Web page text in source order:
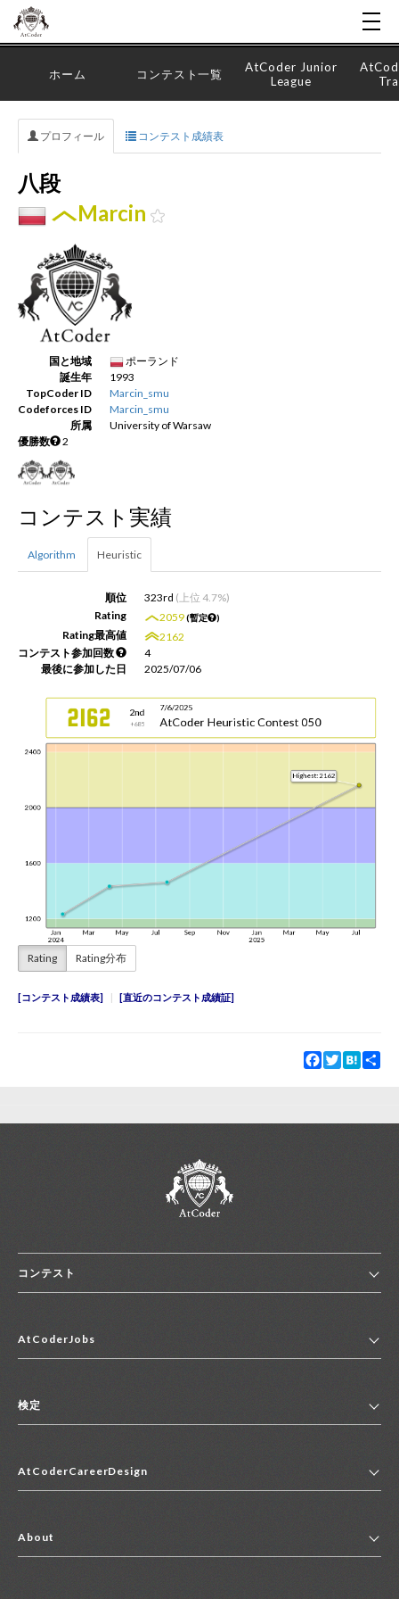
ホーム コンテスト一覧
AtCoder Junior
League
プロフィール コンテスト成績表
八段
Marcin
国と地域
ポーランド
誕生年
1993
TopCoder ID
Marcin_smu
Codeforces ID
Marcin_smu
所属
University of Warsaw
優勝数
2
コンテスト実績
Algorithm Heuristic
順位 323rd (上位 4.7%)
Rating
2059(暫定 )
Rating最高値
2162
コンテスト参加回数
4
最後に参加した日
2025/07/06
Rating Rating分布
コンテスト成績表 直近のコンテスト成績証
Facebook
TwitterHatena
コンテスト
コンテスト一覧
便利リンク集
AtCoderJobs
2027年新卒採用求人一覧
中途採用求人一覧
その他求人一覧
検定
マイページ
AtCoderCareerDesign
About